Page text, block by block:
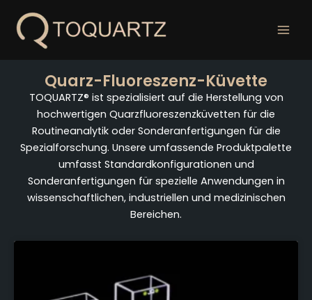
Inhalt
springen
Quarz-Fluoreszenz-Küvette
TOQUARTZ® ist spezialisiert auf die Herstellung von
hochwertigen Quarzfluoreszenzküvetten für die
Routineanalytik oder Sonderanfertigungen für die
Spezialforschung. Unsere umfassende Produktpalette
umfasst Standardkonfigurationen und
Sonderanfertigungen für spezielle Anwendungen in
wissenschaftlichen, industriellen und medizinischen
Bereichen.